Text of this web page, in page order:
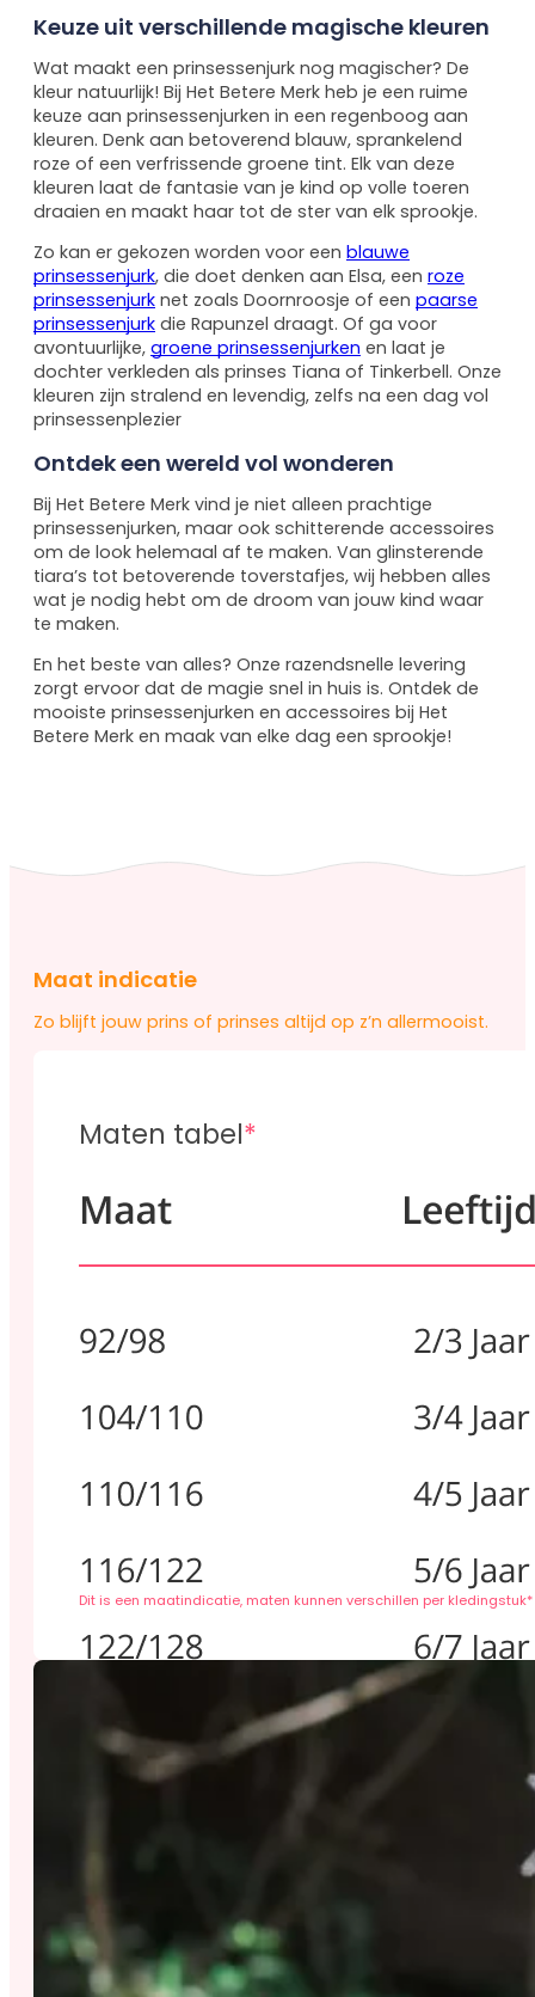
Keuze uit verschillende magische kleuren
Wat maakt een prinsessenjurk nog magischer? De
kleur natuurlijk! Bij Het Betere Merk heb je een ruime
keuze aan prinsessenjurken in een regenboog aan
kleuren. Denk aan betoverend blauw, sprankelend
roze of een verfrissende groene tint. Elk van deze
kleuren laat de fantasie van je kind op volle toeren
draaien en maakt haar tot de ster van elk sprookje.
Zo kan er gekozen worden voor een blauwe
prinsessenjurk, die doet denken aan Elsa, een roze
prinsessenjurk net zoals Doornroosje of een paarse
prinsessenjurk die Rapunzel draagt. Of ga voor
avontuurlijke, groene prinsessenjurken en laat je
dochter verkleden als prinses Tiana of Tinkerbell. Onze
kleuren zijn stralend en levendig, zelfs na een dag vol
prinsessenplezier
Ontdek een wereld vol wonderen
Bij Het Betere Merk vind je niet alleen prachtige
prinsessenjurken, maar ook schitterende accessoires
om de look helemaal af te maken. Van glinsterende
tiara’s tot betoverende toverstafjes, wij hebben alles
wat je nodig hebt om de droom van jouw kind waar
te maken.
En het beste van alles? Onze razendsnelle levering
zorgt ervoor dat de magie snel in huis is. Ontdek de
mooiste prinsessenjurken en accessoires bij Het
Betere Merk en maak van elke dag een sprookje!
Maat indicatie
Zo blijft jouw prins of prinses altijd op z’n allermooist.
Maten tabel*
Dit is een maatindicatie, maten kunnen verschillen per kledingstuk*